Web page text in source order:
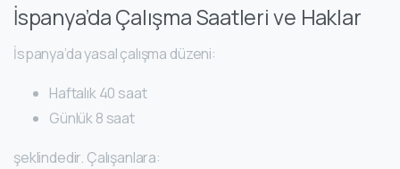
İspanya’da Çalışma Saatleri ve Haklar
İspanya’da yasal çalışma düzeni:
Haftalık 40 saat
Günlük 8 saat
şeklindedir. Çalışanlara: